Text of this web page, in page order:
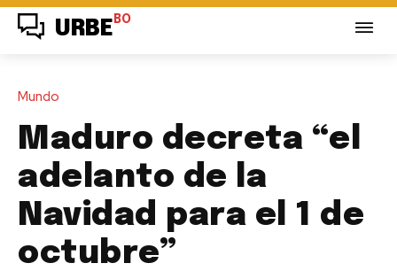
URBE BO
Mundo
Maduro decreta “el
adelanto de la
Navidad para el 1 de
octubre”